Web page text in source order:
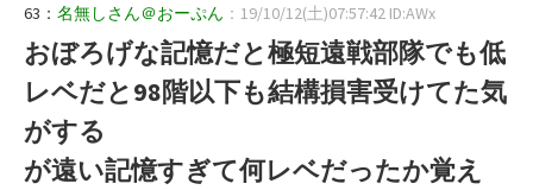
63： 名無しさん＠おーぷん ：19/10/12(土)07:57:42 ID:AWx
おぼろげな記憶だと極短遠戦部隊でも低
レベだと98階以下も結構損害受けてた気
がする
が遠い記憶すぎて何レベだったか覚え